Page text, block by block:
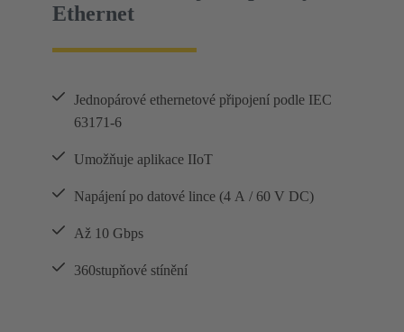
Ethernet
Jednopárové ethernetové připojení podle IEC
63171-6
Umožňuje aplikace IIoT
Napájení po datové lince (4 A / 60 V DC)
Až 10 Gbps
360stupňové stínění